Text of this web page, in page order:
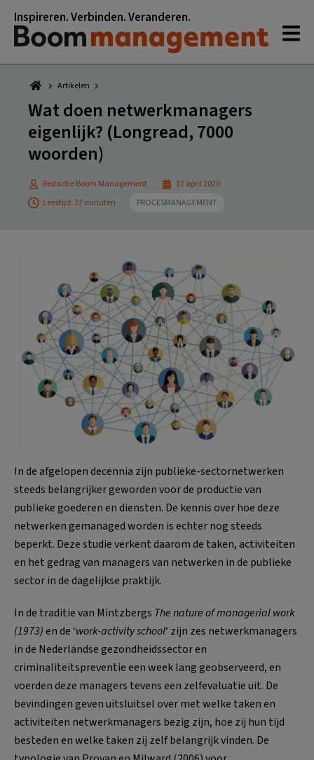
naar
hoofdnavigatie
naar
hoofd
inhoud
naar
eerste
sidebar
naar
voettekst
Inspireren. Verbinden. Veranderen.
Artikelen
Wat doen netwerkmanagers
eigenlijk? (Longread, 7000
woorden)
Redactie Boom Management
17 april 2020
Leestijd: 37 minuten
PROCESMANAGEMENT
In de afgelopen decennia zijn publieke-sectornetwerken
steeds belangrijker geworden voor de productie van
publieke goederen en diensten. De kennis over hoe deze
netwerken gemanaged worden is echter nog steeds
beperkt. Deze studie verkent daarom de taken, activiteiten
en het gedrag van managers van netwerken in de publieke
sector in de dagelijkse praktijk.
In de traditie van Mintzbergs The nature of managerial work
(1973)en de ‘work-activity school‘ zijn zes netwerkmanagers
in de Nederlandse gezondheidssector en
criminaliteitspreventie een week lang geobserveerd, en
voerden deze managers tevens een zelfevaluatie uit. De
bevindingen geven uitsluitsel over met welke taken en
activiteiten netwerkmanagers bezig zijn, hoe zij hun tijd
besteden en welke taken zij zelf belangrijk vinden. De